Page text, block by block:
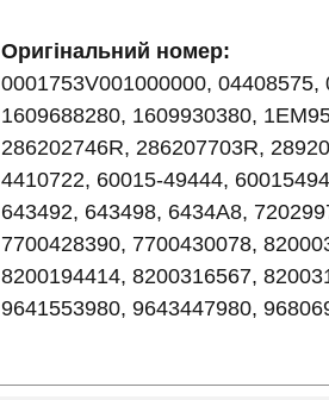
Оригінальний номер:
0001753V001000000,
1609688280, 1609930380,
286202746R, 286207703R,
4410722, 60015-49444,
643492, 643498, 6434A8,
7700428390, 7700430078,
8200194414, 8200316567,
9641553980, 9643447980,